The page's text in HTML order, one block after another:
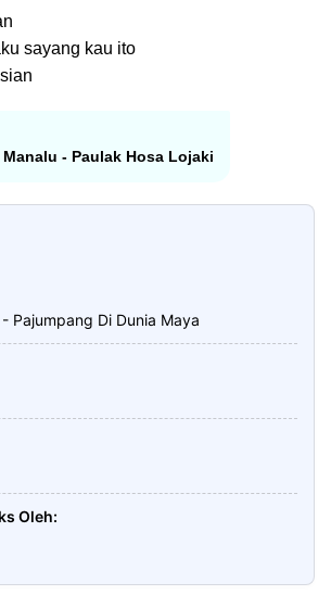
sayang kau ito
- Paulak Hosa Lojaki
Pajumpang Di Dunia Maya
Oleh